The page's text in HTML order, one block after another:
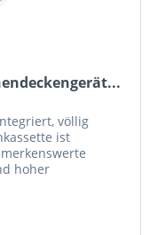
völlig
ist
hoher